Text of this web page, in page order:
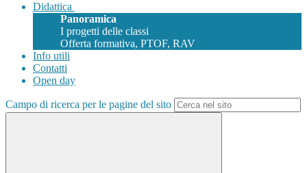
Didattica
Panoramica
I progetti delle classi
Offerta formativa, PTOF, RAV
Info utili
Contatti
Open day
Campo di ricerca per le pagine del sito